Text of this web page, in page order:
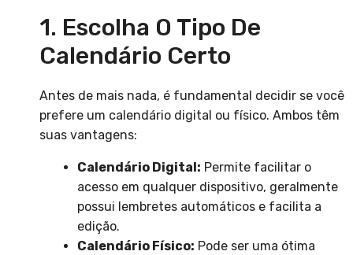
1. Escolha O Tipo De
Calendário Certo
Antes de mais nada, é fundamental decidir se você
prefere um calendário digital ou físico. Ambos têm
suas vantagens:
Calendário Digital: Permite facilitar o
acesso em qualquer dispositivo, geralmente
possui lembretes automáticos e facilita a
edição.
Calendário Físico: Pode ser uma ótima